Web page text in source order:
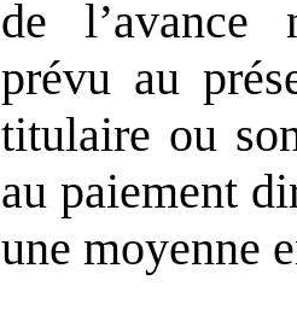
de l’avance
prévu au
titulaire ou
au paiement
une moyenne